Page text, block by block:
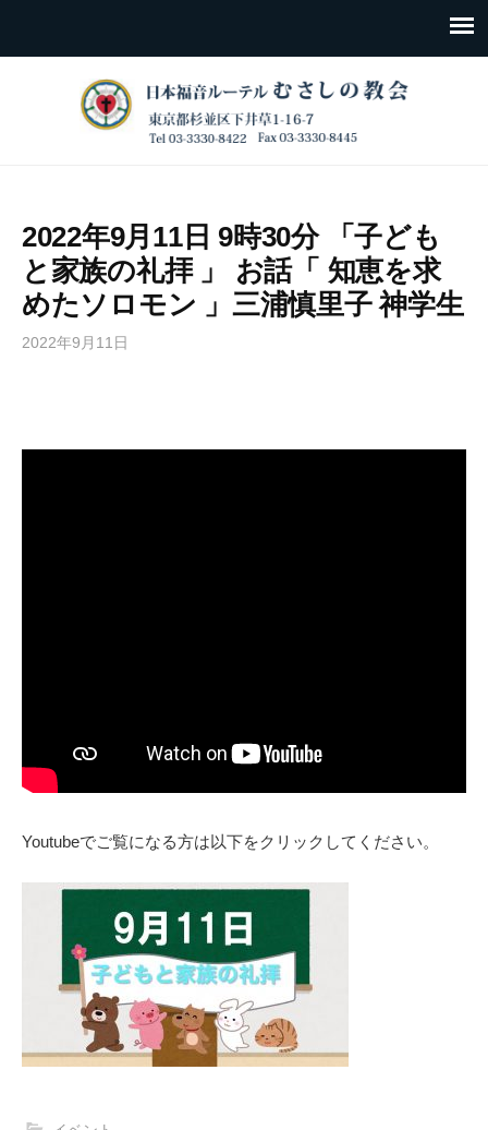
2022年9月11日 9時30分 「子ども
と家族の礼拝 」 お話「 知恵を求
めたソロモン 」三浦慎里子 神学生
2022年9月11日
Youtubeでご覧になる方は以下をクリックしてください。